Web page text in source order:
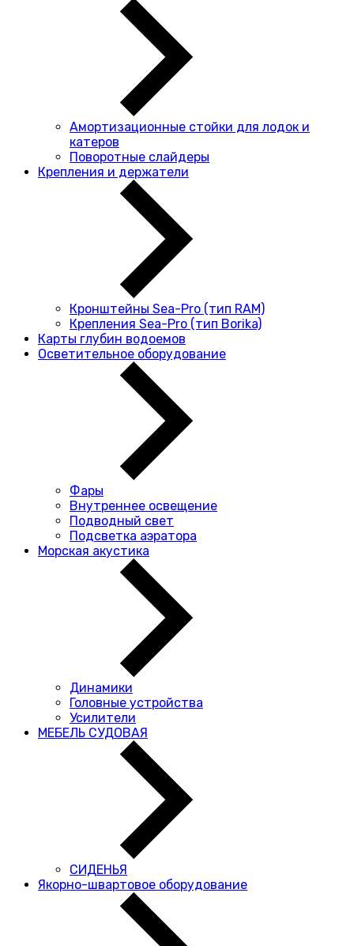
Амортизационные стойки для лодок и
катеров
Поворотные слайдеры
Крепления и держатели
Кронштейны Sea-Pro (тип RAM)
Крепления Sea-Pro (тип Borika)
Карты глубин водоемов
Осветительное оборудование
Фары
Внутреннее освещение
Подводный свет
Подсветка аэратора
Морская акустика
Динамики
Головные устройства
Усилители
МЕБЕЛЬ СУДОВАЯ
СИДЕНЬЯ
Якорно-швартовое оборудование